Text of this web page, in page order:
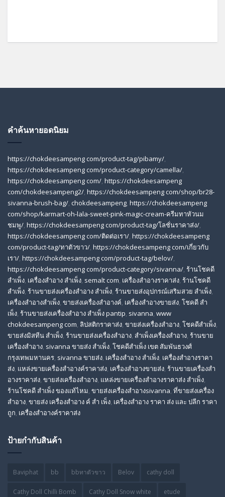
คำค้นหายอดนิยม
https://chokdeesampeng com/product-tag/pibamy/,
https://chokdeesampeng com/product-category/camella/,
https://chokdeesampeng com/, https://chokdeesampeng
com/chokdeesampeng2/, https://chokdeesampeng com/shop/br28-
sivanna-brush-bag/, chokdeesampeng, https://chokdeesampeng
com/shop/karmart-oh-lala-sweet-pink-magic-cream-ครีมทาหัวนม
ชมพู/, https://chokdeesampeng com/product-tag/โลชั่นราคาส่ง/,
https://chokdeesampeng com/ติดต่อเรา/, https://chokdeesampeng
com/product-tag/ทาตัวขาว/, https://chokdeesampeng com/เกี่ยวกับ
เรา/, https://chokdeesampeng com/product-tag/belov/,
https://chokdeesampeng com/product-category/sivanna/, ร้านโชคดี
สําเพ็ง, เครื่องสำอาง สำเพ็ง, semalt com, เครื่องสำอางราคาส่ง, ร้านโชคดี
สำเพ็ง, ร้านขายส่งเครื่องสําอาง สําเพ็ง, ร้านขายส่งอุปกรณ์เสริมสวย สําเพ็ง,
เครื่องสำอางสำเพ็ง, ขายส่งเครื่องสำอางค์, เครื่องสำอางขายส่ง, โชคดี สํา
เพ็ง, ร้านขายส่งเครื่องสําอาง สําเพ็ง pantip, sivanna, www
chokdeesampeng com, ลิปสติกราคาส่ง, ขายส่งเครื่องสำอาง, โชคดีสำเพ็ง,
ขายส่งมิสทีน สําเพ็ง, ร้านขายส่งเครื่องสำอาง, สําเพ็งเครื่องสําอาง, ร้านขาย
เครื่องสำอาง, sivanna ขายส่ง สําเพ็ง, โชคดีสำเพ็ง เขต สัมพันธวงศ์
กรุงเทพมหานคร, sivanna ขายส่ง, เครื่องสําอาง สําเพ็ง, เครื่องสําอางราคา
ส่ง, แหล่งขายเครื่องสําอางค์ราคาส่ง, เครื่องสําอางขายส่ง, ร้านขายเครื่องสํา
อางราคาส่ง, ขายส่งเครื่องสําอาง, แหล่งขายเครื่องสําอางราคาส่ง สําเพ็ง,
ร้านโชคดี สําเพ็ง ของแท้ไหม, ขายส่งเครื่องสําอางsivanna, ที่ขายส่งเครื่อง
สําอาง, ขายส่ง เครื่องสำอาง ค์ สำ เพ็ง, เครื่องสำอาง ราคา ส่ง และ ปลีก ราคา
ถูก, เครื่องสำอางค์ราคาส่ง
ป้ายกำกับสินค้า
Baviphat bb bbทาตัวขาว Belov cathy doll
Cathy Doll Chilli Bomb Cathy Doll Snow white etude